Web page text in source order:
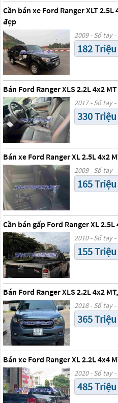
Cần bán xe Ford Ranger XLT
đẹp
2009 - Số tay
182 Triệu
Bán Ford Ranger XLS 2.2L 4x2
2017 - Số tay
330 Triệu
Bán xe Ford Ranger XL 2.5L 4x2
2009 - Số tay
165 Triệu
Cần bán gấp Ford Ranger XL
2010 - Số tay
155 Triệu
Bán Ford Ranger XLS 2.2L 4x2
2018 - Số tay
365 Triệu
Bán xe Ford Ranger XL 2.2L 4x4
2020 - Số tay
485 Triệu